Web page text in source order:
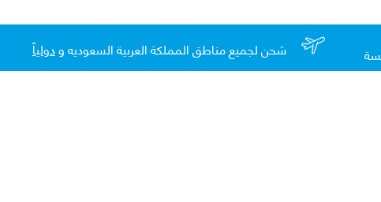
شحن لجميع مناطق المملكة العربية السعوديه ودولياً